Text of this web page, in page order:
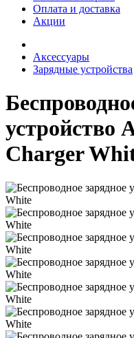
Оплата и доставка
Акции
Аксессуары
Зарядные устройства
устройство
Charger